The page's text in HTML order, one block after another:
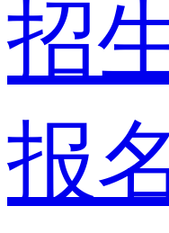
招
报